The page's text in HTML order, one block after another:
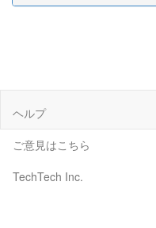
ヘルプ
ご意見はこちら
TechTech Inc.